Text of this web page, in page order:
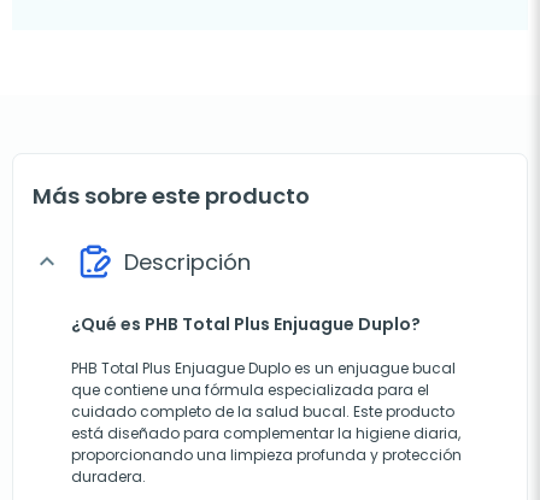
Más sobre este producto
expand_more Descripción
¿Qué es PHB Total Plus Enjuague Duplo?
PHB Total Plus Enjuague Duplo es un enjuague bucal
que contiene una fórmula especializada para el
cuidado completo de la salud bucal. Este producto
está diseñado para complementar la higiene diaria,
proporcionando una limpieza profunda y protección
duradera.